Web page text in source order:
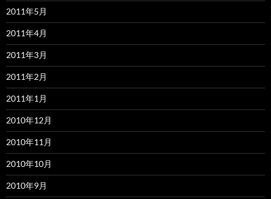
2011年5月
2011年4月
2011年3月
2011年2月
2011年1月
2010年12月
2010年11月
2010年10月
2010年9月